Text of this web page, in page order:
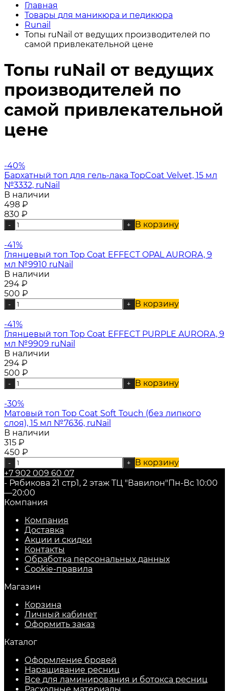
Главная
Товары для маникюра и педикюра
Runail
Топы ruNail от ведущих производителей по
самой привлекательной цене
Топы ruNail от ведущих
производителей по
самой привлекательной
цене
-40%
Бархатный топ для гель-лака TopCoat Velvet, 15 мл
№3332, ruNail
В наличии
498 ₽
830 ₽
- + В корзину
-41%
Глянцевый топ Top Сoat EFFECT OPAL AURORA, 9
мл №9910 ruNail
В наличии
294 ₽
500 ₽
- + В корзину
-41%
Глянцевый топ Top Сoat EFFECT PURPLE AURORA, 9
мл №9909 ruNail
В наличии
294 ₽
500 ₽
- + В корзину
-30%
Матовый топ Top Coat Soft Touch (без липкого
слоя), 15 мл №7636, ruNail
В наличии
315 ₽
450 ₽
- +
В корзину
+7 902 009 60 07
- Рябикова 21 стр1, 2 этаж ТЦ "Вавилон"Пн-Вс 10:00
—20:00
Компания
Компания
Доставка
Акции и скидки
Контакты
Обработка персональных данных
Cookie-правила
Магазин
Корзина
Личный кабинет
Оформить заказ
Каталог
Оформление бровей
Наращивание ресниц
Все для ламинирования и ботокса ресниц